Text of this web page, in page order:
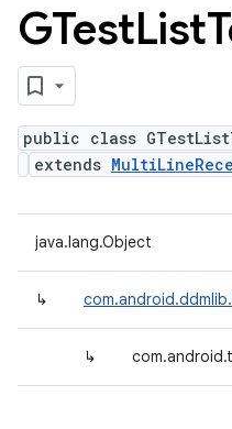
GTestList
public class
extends
java.lang.Object
↳
↳